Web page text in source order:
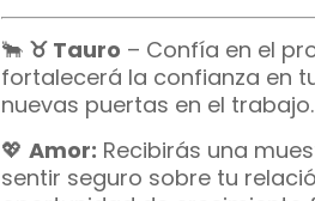
🐂 ♉ Tauro – Confía en el
fortalecerá la confianza en
nuevas puertas en el trabajo.
💖 Amor: Recibirás una
sentir seguro sobre tu